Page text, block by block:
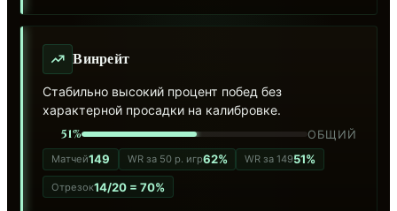
Винрейт
Стабильно высокий процент побед без
характерной просадки на калибровке.
51% ОБЩИЙ
Матчей149 WR за 50 р. игр62% WR за 14951%
Отрезок14/20 = 70%